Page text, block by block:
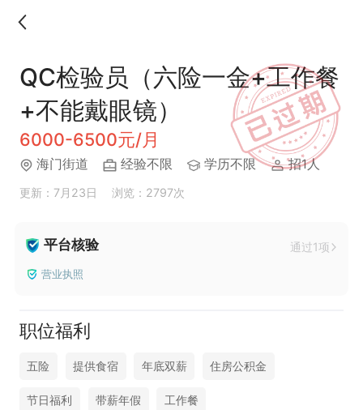
QC检验员（六险一金+工作餐
+不能戴眼镜）
6000-6500元/月
海门街道 经验不限 学历不限 招1人
更新：7月23日 浏览：2797次
平台核验 通过1项
营业执照
职位福利
五险 提供食宿 年底双薪 住房公积金
节日福利 带薪年假 工作餐